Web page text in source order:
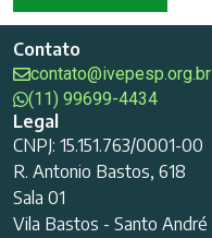
Contato
contato@ivepesp.org.br
(11) 99699-4434
Legal
CNPJ: 15.151.763/0001-00
R. Antonio Bastos, 618
Sala 01
Vila Bastos - Santo André